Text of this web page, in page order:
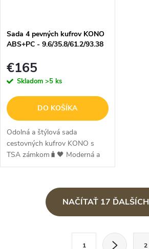
Sada 4 pevných kufrov KONO
ABS+PC - 9.6/35.8/61.2/93.38
€165
Skladom >5 ks
DO KOŠÍKA
Odolná a štýlová sada
cestovných kufrov KONO s
TSA zámkom🧳🖤 Moderná a
odolná sada batožiny KONO
na pohodlné cestovanie – od
kompaktnej kozmetickej...NAČÍTAŤ 17 ĎALŠÍCH
1 2